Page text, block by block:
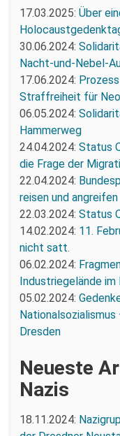
17.03.2025: Über
30.06.2024:
Nacht-und-Nebel-
17.06.2024:
Straffreiheit für
06.05.2024:
Hammerweg
24.04.2024: Status
die Frage der
22.04.2024:
reisen und angreifen
22.03.2024: Status
14.02.2024: 11.
nicht satt.
06.02.2024:
Industriegelände im
05.02.2024:
Nationalsozialismus
Dresden
Neueste
Nazis
18.11.2024: